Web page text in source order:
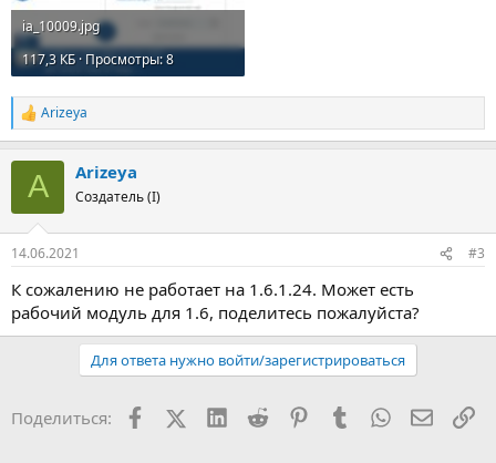
ia_10009.jpg
117,3 КБ · Просмотры: 8
Р
е
Arizeya
A Arizeya
Создатель (I)
14.06.2021 #3
К сожалению не работает на 1.6.1.24. Может есть
рабочий модуль для 1.6, поделитесь пожалуйста?
Для ответа нужно войти/зарегистрироваться
Поделиться: FacebookX (Twitter)
LinkedIn
Reddit PinterestTumblr WhatsApp